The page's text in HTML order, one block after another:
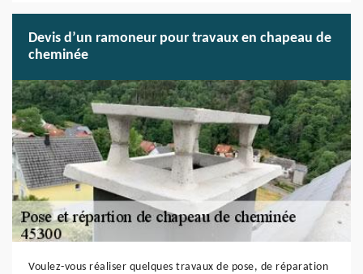
Devis d’un ramoneur pour travaux en chapeau de
cheminée
Voulez-vous réaliser quelques travaux de pose, de réparation